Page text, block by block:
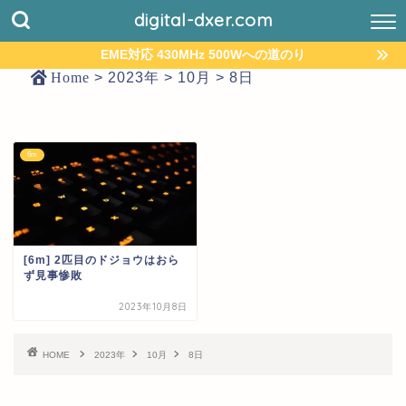
digital-dxer.com
EME対応 430MHz 500Wへの道のり
Home > 2023年 > 10月 > 8日
6m
[6m] 2匹目のドジョウはおら
ず見事惨敗
2023年10月8日
HOME 2023年 10月 8日